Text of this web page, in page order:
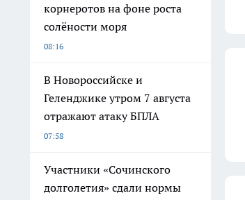
корнеротов на фоне роста
солёности моря
08:16
В Новороссийске и
Геленджике утром 7 августа
отражают атаку БПЛА
07:58
Участники «Сочинского
долголетия» сдали нормы